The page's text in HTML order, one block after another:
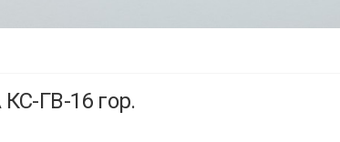
ГВ-16 гор.